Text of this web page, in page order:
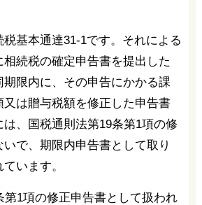
基本通達31-1です。それによる
相続税の確定申告書を提出した
限内に、その申告にかかる課
は贈与税額を修正した申告書
は、国税通則法第19条第1項の修
で、期限内申告書として取り
います。
第1項の修正申告書として扱われ